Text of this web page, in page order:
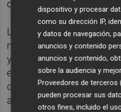
del Puerto.
La propuesta generó
movimiento vecinal y
y las expropiaciones
en 2002 cuando las
derribar algunas de las
afectada.
dispositivo y procesar
como su dirección IP,
y datos de navegación,
anuncios y contenido
anuncios y contenido,
sobre la audiencia y
Proveedores de terceros
pueden procesar sus
otros fines, incluido el